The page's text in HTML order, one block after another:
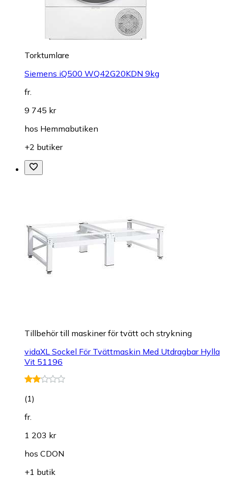
Torktumlare
Siemens iQ500 WQ42G20KDN 9kg
fr.
9 745 kr
hos Hemmabutiken
+2 butiker
Tillbehör till maskiner för tvätt och strykning
vidaXL Sockel För Tvättmaskin Med Utdragbar Hylla
Vit 51196
(1)
fr.
1 203 kr
hos CDON
+1 butik